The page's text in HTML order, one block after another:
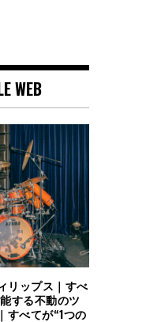
WEB
リップス｜すべ
する不動のツ
すべてが“1つの